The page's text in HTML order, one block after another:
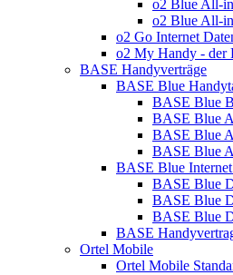
o2 Blue All-
o2 Blue All-
o2 Go Internet
o2 My Handy - der
BASE Handyverträge
BASE Blue
BASE Blue
BASE Blue
BASE Blue
BASE Blue
BASE Blue
BASE Blue
BASE Blue
BASE Blue
BASE
Ortel Mobile
Ortel Mobile